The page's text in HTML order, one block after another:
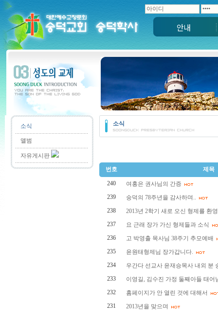
안내
소식
앨범
자유게시판
소식
번호 제목
240
여홍은 권사님의 간증
239
숭덕의 78주년을 감사하며..
238
2013년 2학기 새로 오신 형제를 환
237
요 근래 장가 가신 형제들과 소식
236
고 박영출 목사님 38주기 추모예배
235
윤원태형제님 장가갑니다.
234
우간다 선교사 윤재승목사 내외 분
233
이영길, 김수진 가정 둘째아들 태어
232
홈페이지가 안 열린 것에 대해서
231
2013년을 맞으며